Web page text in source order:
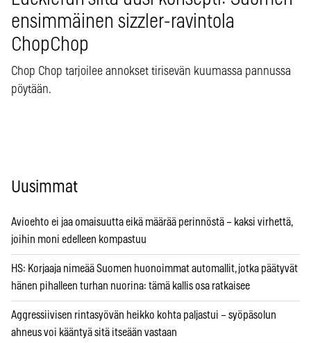
ensimmäinen sizzler-ravintola
ChopChop
Chop Chop tarjoilee annokset tirisevän kuumassa pannussa
pöytään.
Uusimmat
Avioehto ei jaa omaisuutta eikä määrää perinnöstä – kaksi virhettä,
joihin moni edelleen kompastuu
HS: Korjaaja nimeää Suomen huonoimmat automallit, jotka päätyvät
hänen pihalleen turhan nuorina: tämä kallis osa ratkaisee
Aggressiivisen rintasyövän heikko kohta paljastui – syöpäsolun
ahneus voi kääntyä sitä itseään vastaan